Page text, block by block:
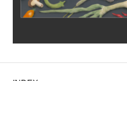
INDEX